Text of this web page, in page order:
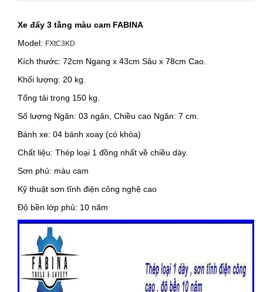
Xe đẩy 3 tầng màu cam FABINA
Model: FXtC3KD
Kích thước: 72cm Ngang x 43cm Sâu x 78cm Cao.
Khối lượng: 20 kg.
Tổng tải trọng 150 kg.
Số lượng Ngăn: 03 ngăn, Chiều cao Ngăn: 7 cm.
Bánh xe: 04 bánh xoay (có khóa)
Chất liệu: Thép loại 1 đồng nhất về chiều dày.
Sơn phủ: màu cam
Kỹ thuật sơn tĩnh điện công nghệ cao
Độ bền lớp phủ: 10 năm